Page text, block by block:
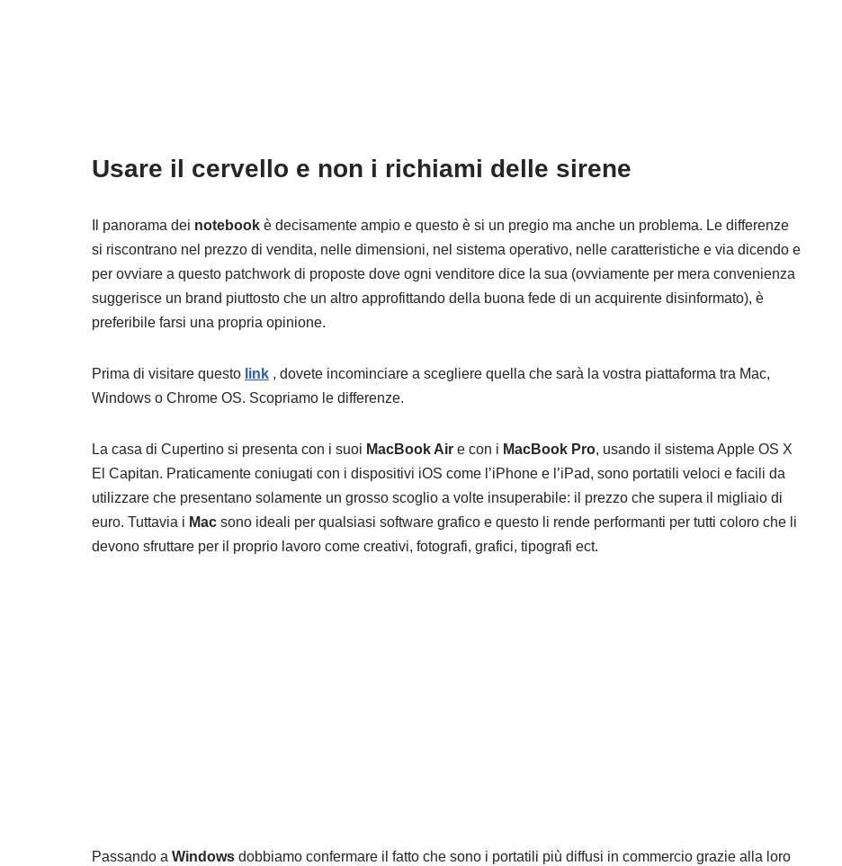
Usare il cervello e non i richiami delle sirene
Il panorama dei notebook è decisamente ampio e questo è si un pregio ma anche un problema. Le differenze
si riscontrano nel prezzo di vendita, nelle dimensioni, nel sistema operativo, nelle caratteristiche e via dicendo e
per ovviare a questo patchwork di proposte dove ogni venditore dice la sua (ovviamente per mera convenienza
suggerisce un brand piuttosto che un altro approfittando della buona fede di un acquirente disinformato), è
preferibile farsi una propria opinione.
Prima di visitare questo link , dovete incominciare a scegliere quella che sarà la vostra piattaforma tra Mac,
Windows o Chrome OS. Scopriamo le differenze.
La casa di Cupertino si presenta con i suoi MacBook Air e con i MacBook Pro, usando il sistema Apple OS X
El Capitan. Praticamente coniugati con i dispositivi iOS come l’iPhone e l’iPad, sono portatili veloci e facili da
utilizzare che presentano solamente un grosso scoglio a volte insuperabile: il prezzo che supera il migliaio di
euro. Tuttavia i Mac sono ideali per qualsiasi software grafico e questo li rende performanti per tutti coloro che li
devono sfruttare per il proprio lavoro come creativi, fotografi, grafici, tipografi ect.
Passando a Windows dobbiamo confermare il fatto che sono i portatili più diffusi in commercio grazie alla loro